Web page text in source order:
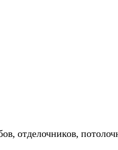
отделочников,